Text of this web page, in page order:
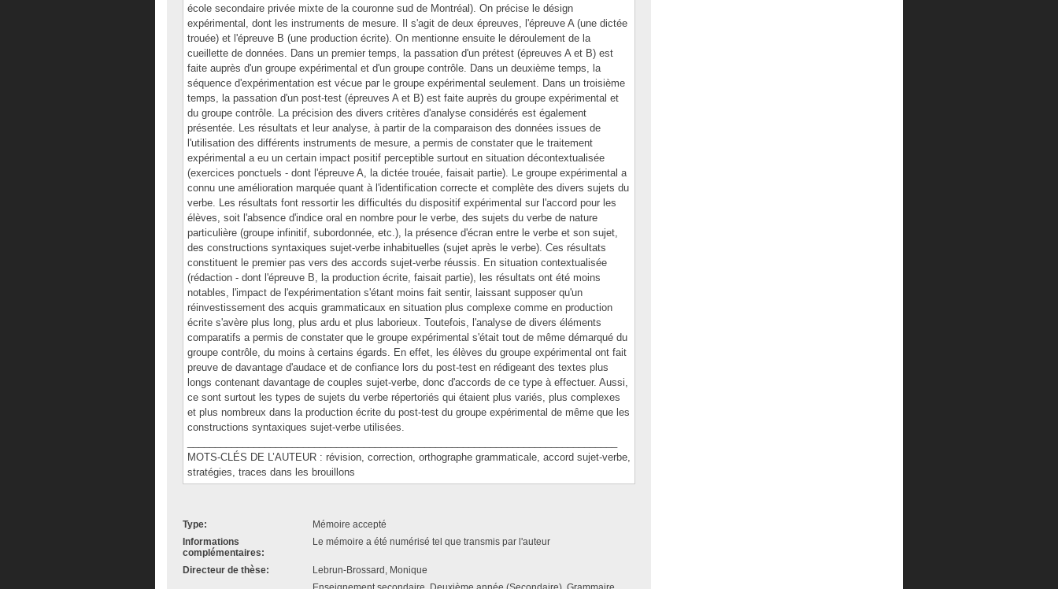
école secondaire privée mixte de la couronne sud de Montréal). On précise le désign
expérimental, dont les instruments de mesure. Il s'agit de deux épreuves, l'épreuve A (une dictée
trouée) et l'épreuve B (une production écrite). On mentionne ensuite le déroulement de la
cueillette de données. Dans un premier temps, la passation d'un prétest (épreuves A et B) est
faite auprès d'un groupe expérimental et d'un groupe contrôle. Dans un deuxième temps, la
séquence d'expérimentation est vécue par le groupe expérimental seulement. Dans un troisième
temps, la passation d'un post-test (épreuves A et B) est faite auprès du groupe expérimental et
du groupe contrôle. La précision des divers critères d'analyse considérés est également
présentée. Les résultats et leur analyse, à partir de la comparaison des données issues de
l'utilisation des différents instruments de mesure, a permis de constater que le traitement
expérimental a eu un certain impact positif perceptible surtout en situation décontextualisée
(exercices ponctuels - dont l'épreuve A, la dictée trouée, faisait partie). Le groupe expérimental a
connu une amélioration marquée quant à l'identification correcte et complète des divers sujets du
verbe. Les résultats font ressortir les difficultés du dispositif expérimental sur l'accord pour les
élèves, soit l'absence d'indice oral en nombre pour le verbe, des sujets du verbe de nature
particulière (groupe infinitif, subordonnée, etc.), la présence d'écran entre le verbe et son sujet,
des constructions syntaxiques sujet-verbe inhabituelles (sujet après le verbe). Ces résultats
constituent le premier pas vers des accords sujet-verbe réussis. En situation contextualisée
(rédaction - dont l'épreuve B, la production écrite, faisait partie), les résultats ont été moins
notables, l'impact de l'expérimentation s'étant moins fait sentir, laissant supposer qu'un
réinvestissement des acquis grammaticaux en situation plus complexe comme en production
écrite s'avère plus long, plus ardu et plus laborieux. Toutefois, l'analyse de divers éléments
comparatifs a permis de constater que le groupe expérimental s'était tout de même démarqué du
groupe contrôle, du moins à certains égards. En effet, les élèves du groupe expérimental ont fait
preuve de davantage d'audace et de confiance lors du post-test en rédigeant des textes plus
longs contenant davantage de couples sujet-verbe, donc d'accords de ce type à effectuer. Aussi,
ce sont surtout les types de sujets du verbe répertoriés qui étaient plus variés, plus complexes
et plus nombreux dans la production écrite du post-test du groupe expérimental de même que les
constructions syntaxiques sujet-verbe utilisées.
MOTS-CLÉS DE L’AUTEUR : révision, correction, orthographe grammaticale, accord sujet-verbe,
stratégies, traces dans les brouillons
Type:
Mémoire accepté
Informations
complémentaires:
Le mémoire a été numérisé tel que transmis par l'auteur
Directeur de thèse:
Lebrun-Brossard, Monique